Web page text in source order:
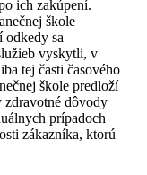
ich zakúpení.
škole
odkedy sa
vyskytli, v
tej časti časového
škole predloží
zdravotné dôvody
prípadoch
zákazníka, ktorú